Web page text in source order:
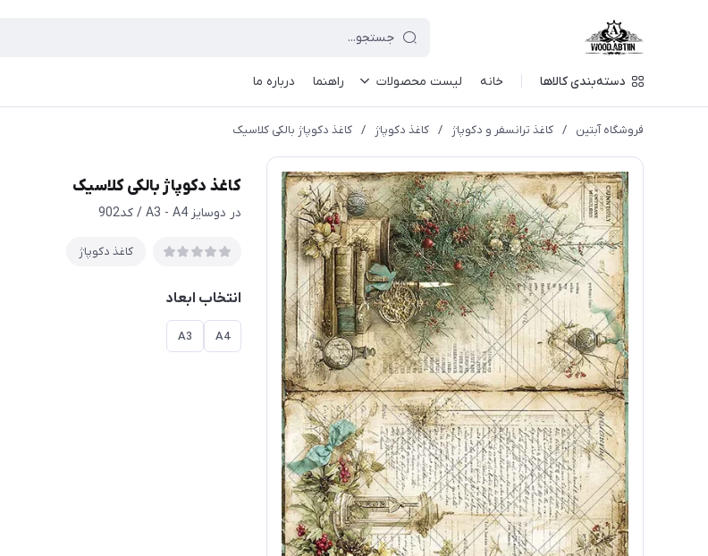
دسته‌بندی کالاها خانه لیست محصولات راهنما درباره ما
فروشگاه آبتین / كاغذ ترانسفر و دكوپاژ / کاغذ دکوپاژ / کاغذ دکوپاژ بالکی کلاسیک
کاغذ دکوپاژ بالکی کلاسیک
در دوسایز A3 - A4 / کد902
کاغذ دکوپاژ
انتخاب ابعاد
A4
A3